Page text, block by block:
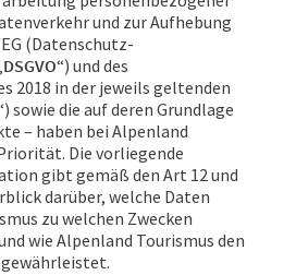
und zur Aufhebung
(Datenschutz-
DSGVO“) und des
2018 in der jeweils geltenden
sowie die auf deren Grundlage
– haben bei Alpenland
Die vorliegende
gibt gemäß den Art 12 und
darüber, welche Daten
zu welchen Zwecken
wie Alpenland Tourismus den